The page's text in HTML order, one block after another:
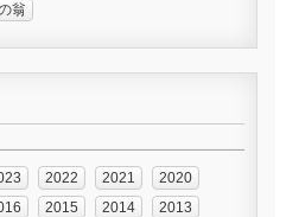
翁
2022 2021
2020
2015 2014
2013